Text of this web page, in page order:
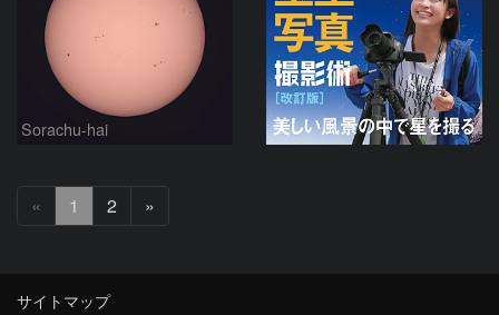
Sorachu-hai
« 1 2 »
へ
サイトマップ